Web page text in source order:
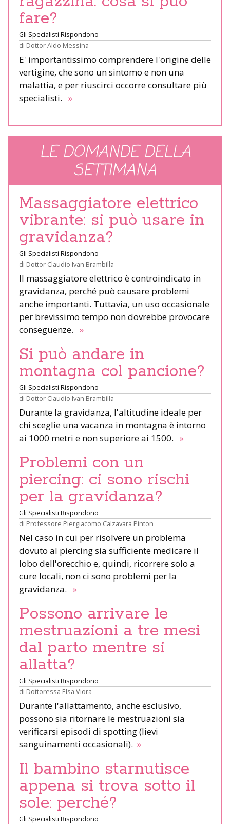
fare?
Gli Specialisti Rispondono
di Dottor Aldo Messina
E' importantissimo comprendere l'origine delle
vertigine, che sono un sintomo e non una
malattia, e per riuscirci occorre consultare più
specialisti. »
LE DOMANDE DELLA
SETTIMANA
Massaggiatore elettrico
vibrante: si può usare in
gravidanza?
Gli Specialisti Rispondono
di Dottor Claudio Ivan Brambilla
Il massaggiatore elettrico è controindicato in
gravidanza, perché può causare problemi
anche importanti. Tuttavia, un uso occasionale
per brevissimo tempo non dovrebbe provocare
conseguenze. »
Si può andare in
montagna col pancione?
Gli Specialisti Rispondono
di Dottor Claudio Ivan Brambilla
Durante la gravidanza, l'altitudine ideale per
chi sceglie una vacanza in montagna è intorno
ai 1000 metri e non superiore ai 1500. »
Problemi con un
piercing: ci sono rischi
per la gravidanza?
Gli Specialisti Rispondono
di Professore Piergiacomo Calzavara Pinton
Nel caso in cui per risolvere un problema
dovuto al piercing sia sufficiente medicare il
lobo dell'orecchio e, quindi, ricorrere solo a
cure locali, non ci sono problemi per la
gravidanza. »
Possono arrivare le
mestruazioni a tre mesi
dal parto mentre si
allatta?
Gli Specialisti Rispondono
di Dottoressa Elsa Viora
Durante l'allattamento, anche esclusivo,
possono sia ritornare le mestruazioni sia
verificarsi episodi di spotting (lievi
sanguinamenti occasionali). »
Il bambino starnutisce
appena si trova sotto il
sole: perché?
Gli Specialisti Rispondono